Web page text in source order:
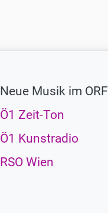
Neue Musik im ORF
Ö1 Zeit-Ton
Ö1 Kunstradio
RSO Wien